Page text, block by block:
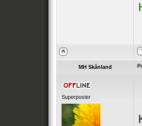
MH Skånland
Superposter